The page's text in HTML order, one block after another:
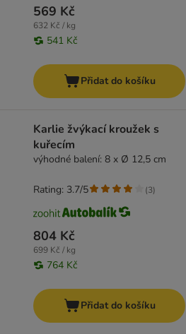
569 Kč
632 Kč / kg
541 Kč
Přidat do košíku
Karlie žvýkací kroužek s
kuřecím
výhodné balení: 8 x Ø 12,5 cm
804 Kč
699 Kč / kg
764 Kč
Rating: 3.7/5 (3)
Přidat do košíku